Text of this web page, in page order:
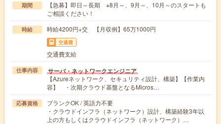
期間
【急募】即日～長期 ※8月～、9月～、10月～のスタートも
ご相談ください！
時給 時給4200円+交 【月収例】65万1000円
交通費
交通費支給
仕事内容 サーバ・ネットワークエンジニア
【Azureネットワーク、セキュリティ設計、構築】【作業内
容】 ・次期クラウド基盤となるMicros…
応募資格
ブランクOK / 英語力不要
・クラウドインフラ（ネットワーク）設計、構築経験3年以
上の方もしくはクラウドインフラ（ネットワーク）…